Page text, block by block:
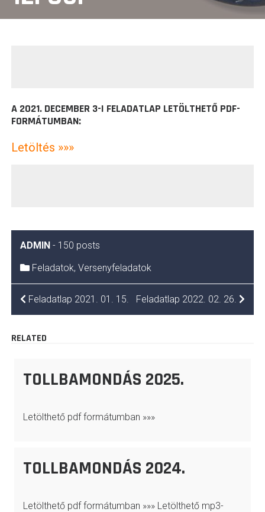
A 2021. DECEMBER 3-I FELADATLAP LETÖLTHETŐ PDF-
FORMÁTUMBAN:
Letöltés »»»
ADMIN- 150 posts
Feladatok, Versenyfeladatok
BEJEGYZÉS
Feladatlap 2021. 01. 15. Feladatlap 2022. 02. 26.
RELATED
TOLLBAMONDÁS 2025.
Letölthető pdf formátumban »»»
TOLLBAMONDÁS 2024.
Letölthető pdf formátumban »»» Letölthető mp3-